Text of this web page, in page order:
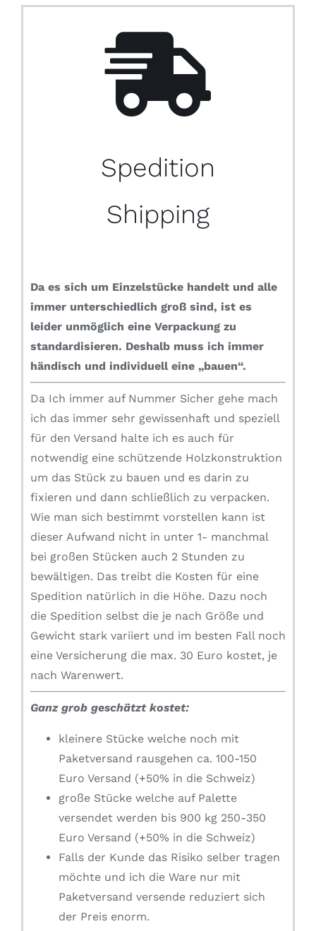
Spedition
Shipping
Da es sich um Einzelstücke handelt und alle
immer unterschiedlich groß sind, ist es
leider unmöglich eine Verpackung zu
standardisieren. Deshalb muss ich immer
händisch und individuell eine „bauen“.
Da Ich immer auf Nummer Sicher gehe mach
ich das immer sehr gewissenhaft und speziell
für den Versand halte ich es auch für
notwendig eine schützende Holzkonstruktion
um das Stück zu bauen und es darin zu
fixieren und dann schließlich zu verpacken.
Wie man sich bestimmt vorstellen kann ist
dieser Aufwand nicht in unter 1- manchmal
bei großen Stücken auch 2 Stunden zu
bewältigen. Das treibt die Kosten für eine
Spedition natürlich in die Höhe. Dazu noch
die Spedition selbst die je nach Größe und
Gewicht stark variiert und im besten Fall noch
eine Versicherung die max. 30 Euro kostet, je
nach Warenwert.
Ganz grob geschätzt kostet:
kleinere Stücke welche noch mit
Paketversand rausgehen ca. 100-150
Euro Versand (+50% in die Schweiz)
große Stücke welche auf Palette
versendet werden bis 900 kg 250-350
Euro Versand (+50% in die Schweiz)
Falls der Kunde das Risiko selber tragen
möchte und ich die Ware nur mit
Paketversand versende reduziert sich
der Preis enorm.